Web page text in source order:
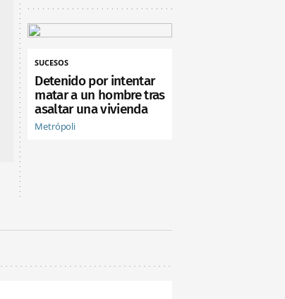
SUCESOS
Detenido por intentar
matar a un hombre tras
asaltar una vivienda
Metrópoli